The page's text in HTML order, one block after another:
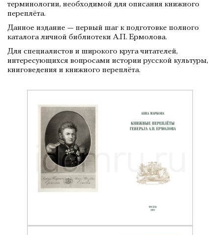
терминологии, необходимой для описания книжного
переплёта.
Данное издание — первый шаг к подготовке полного
каталога личной библиотеки А.П. Ермолова.
Для специалистов и широкого круга читателей,
интересующихся вопросами истории русской культуры,
книговедения и книжного переплёта.